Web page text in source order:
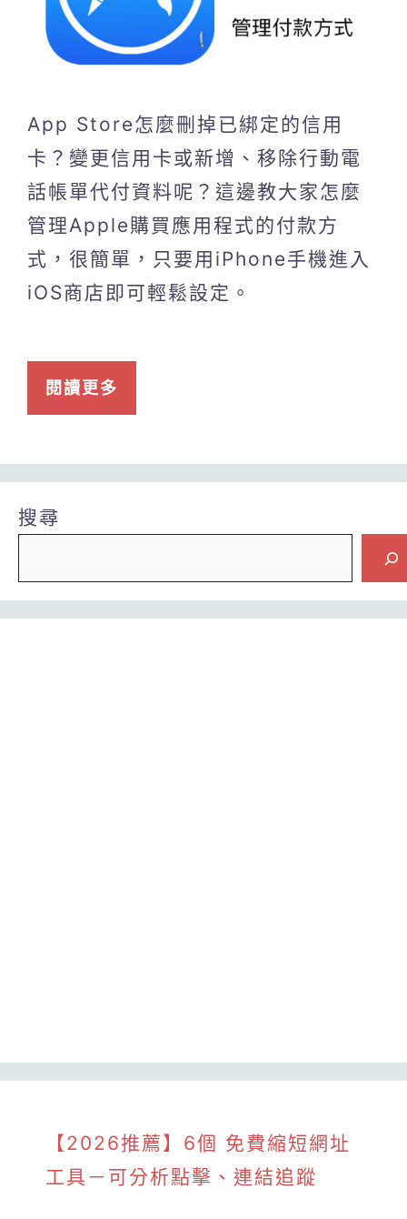
App Store怎麼刪掉已綁定的信用
卡？變更信用卡或新增、移除行動電
話帳單代付資料呢？這邊教大家怎麼
管理Apple購買應用程式的付款方
式，很簡單，只要用iPhone手機進入
iOS商店即可輕鬆設定。
閱讀更多
搜尋
【2026推薦】6個 免費縮短網址
工具－可分析點擊、連結追蹤